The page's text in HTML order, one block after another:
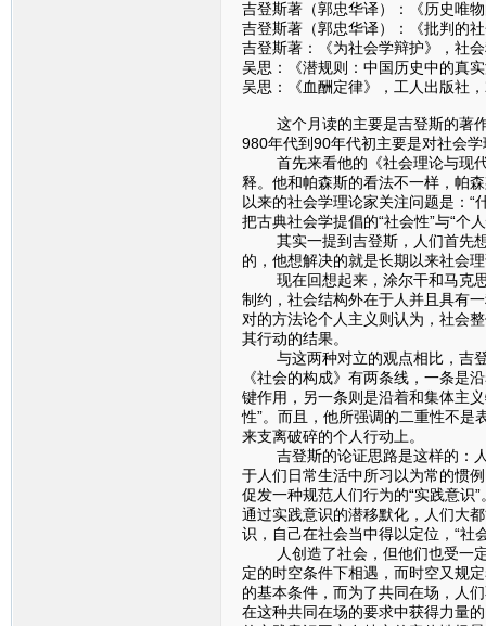
吉登斯著（郭忠华译）：《历史唯
吉登斯著（郭忠华译）：《批判的
吉登斯著：《为社会学辩护》，社
吴思：《潜规则：中国历史中的真
吴思：《血酬定律》，工人出版社，
这个月读的主要是吉登斯的著作
980年代到90年代初主要是对社会
首先来看他的《社会理论与现代
释。他和帕森斯的看法不一样，帕
以来的社会学理论家关注问题是：“
把古典社会学提倡的“社会性”与“个
其实一提到吉登斯，人们首先想
的，他想解决的就是长期以来社会
现在回想起来，涂尔干和马克思
制约，社会结构外在于人并且具有
对的方法论个人主义则认为，社会
其行动的结果。
与这两种对立的观点相比，吉登
《社会的构成》有两条线，一条是
键作用，另一条则是沿着和集体主
性”。而且，他所强调的二重性不是
来支离破碎的个人行动上。
吉登斯的论证思路是这样的：人
于人们日常生活中所习以为常的惯
促发一种规范人们行为的“实践意识
通过实践意识的潜移默化，人们大
识，自己在社会当中得以定位，“社
人创造了社会，但他们也受一定
定的时空条件下相遇，而时空又规
的基本条件，而为了共同在场，人
在这种共同在场的要求中获得力量